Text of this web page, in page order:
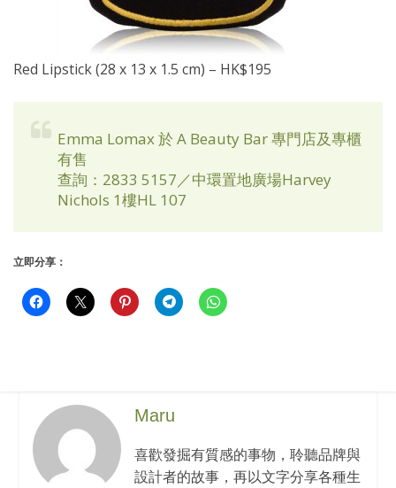
Red Lipstick (28 x 13 x 1.5 cm) – HK$195
Emma Lomax 於 A Beauty Bar 專門店及專櫃
有售
查詢：2833 5157／中環置地廣場Harvey
Nichols 1樓HL 107
立即分享：
Maru
喜歡發掘有質感的事物，聆聽品牌與
設計者的故事，再以文字分享各種生